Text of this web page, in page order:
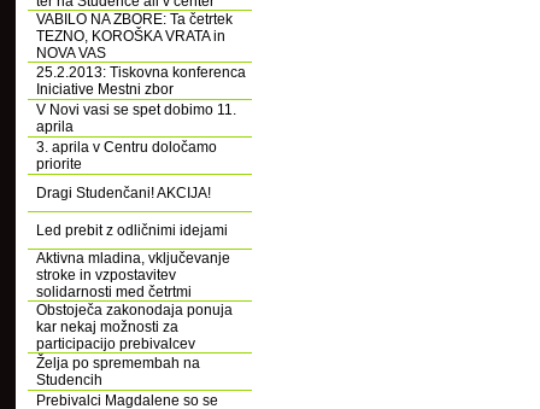
VABILO NA ZBORE: Ta četrtek
TEZNO, KOROŠKA VRATA in
NOVA VAS
25.2.2013: Tiskovna konferenca
Iniciative Mestni zbor
V Novi vasi se spet dobimo 11.
aprila
3. aprila v Centru določamo
priorite
Dragi Studenčani! AKCIJA!
Led prebit z odličnimi idejami
Aktivna mladina, vključevanje
stroke in vzpostavitev
solidarnosti med četrtmi
Obstoječa zakonodaja ponuja
kar nekaj možnosti za
participacijo prebivalcev
Želja po spremembah na
Studencih
Prebivalci Magdalene so se